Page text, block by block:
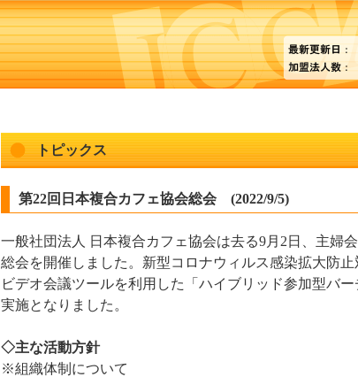
トピックス
第22回日本複合カフェ協会総会 (2022/9/5)
一般社団法人 日本複合カフェ協会は去る9月2日、主婦
総会を開催しました。新型コロナウィルス感染拡大防
ビデオ会議ツールを利用した「ハイブリッド参加型バ
実施となりました。
◇主な活動方針
※組織体制について